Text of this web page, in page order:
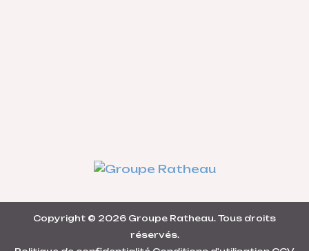
Copyright © 2026 Groupe Ratheau. Tous droits
réservés.